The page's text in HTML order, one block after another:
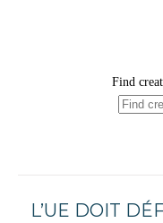
L’UE DOIT